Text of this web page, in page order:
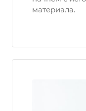
материала.